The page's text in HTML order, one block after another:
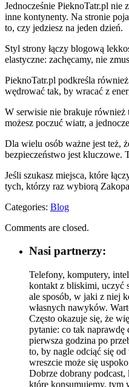
Jednocześnie PieknoTatr.pl nie
inne kontynenty. Na stronie
to, czy jedziesz na jeden dzień.
Styl strony łączy blogową
elastyczne: zachęcamy, nie
PieknoTatr.pl podkreśla
wędrować tak, by wracać z
W serwisie nie brakuje również
możesz poczuć wiatr, a
Dla wielu osób ważne jest też,
bezpieczeństwo jest kluczowe.
Jeśli szukasz miejsca, które
tych, którzy raz wybiorą
Categories: Blog
Comments are closed.
Nasi partnerzy:
Telefony, komputery,
kontakt z bliskimi, uczyć
ale sposób, w jaki z niej
własnych nawyków.
Często okazuje się, że
pytanie: co tak naprawdę
pierwsza godzina po
to, by nagle odciąć się
wreszcie może się
Dobrze dobrany podcast,
które konsumujemy, tym